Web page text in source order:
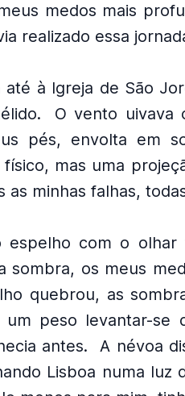
medos mais
realizado essa
até à Igreja de São
O vento uivava
pés, envolta em
mas uma
as minhas falhas,
espelho com o olhar
sombra, os meus
quebrou, as
um peso levantar-se
antes.
A névoa
Lisboa numa luz